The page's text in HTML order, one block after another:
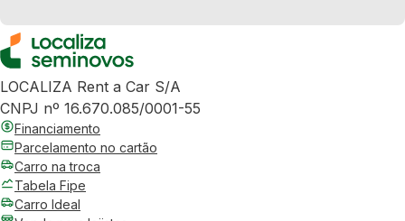
LOCALIZA Rent a Car S/A
CNPJ nº 16.670.085/0001-55
Financiamento
Parcelamento no cartão
Carro na troca
Tabela Fipe
Carro Ideal